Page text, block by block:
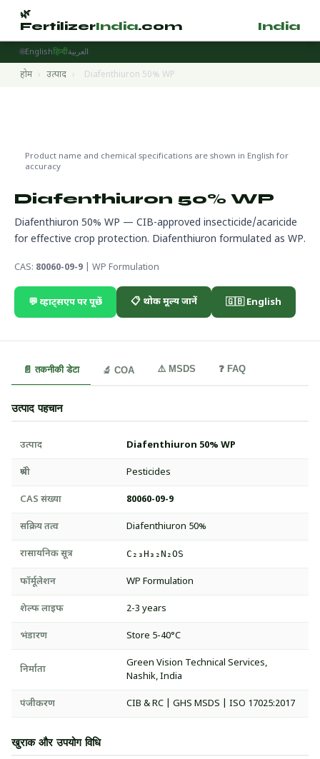
🌿
FertilizerIndia.com India
🌐Englishहिन्दीالعربية
होम › उत्पाद › Diafenthiuron 50% WP
Product name and chemical specifications are shown in English for
accuracy
Diafenthiuron 50% WP
Diafenthiuron 50% WP — CIB-approved insecticide/acaricide
for effective crop protection. Diafenthiuron formulated as WP.
CAS: 80060-09-9 | WP Formulation
💬 व्हाट्सएप पर पूछें 📋 थोक मूल्य जानें 🇬🇧 English
📄 तकनीकी डेटा 🔬 COA ⚠️ MSDS ❓ FAQ
उत्पाद पहचान
उत्पाद Diafenthiuron 50% WP
श्रेणी Pesticides
CAS संख्या 80060-09-9
सक्रिय तत्व Diafenthiuron 50%
रासायनिक सूत्र C₂₃H₃₂N₂OS
फॉर्मूलेशन WP Formulation
शेल्फ लाइफ 2-3 years
भंडारण Store 5-40°C
निर्माता
Green Vision Technical Services,
Nashik, India
पंजीकरण CIB & RC | GHS MSDS | ISO 17025:2017
खुराक और उपयोग विधि